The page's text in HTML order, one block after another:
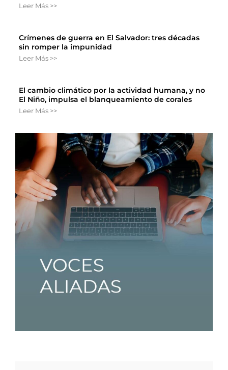
Leer Más >>
Crímenes de guerra en El Salvador: tres décadas
sin romper la impunidad
Leer Más >>
El cambio climático por la actividad humana, y no
El Niño, impulsa el blanqueamiento de corales
Leer Más >>